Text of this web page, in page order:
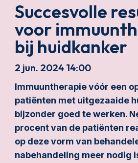
Succesvolle
voor
bij huidkanker
2 jun. 2024 14:00
Immuuntherapie vóór een
patiënten met uitgezaaide
bijzonder goed te werken.
procent van de patiënten
op deze vorm van
nabehandeling meer nodig